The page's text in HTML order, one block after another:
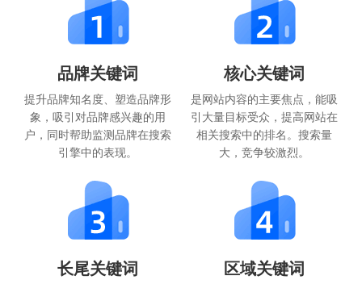
品牌关键词
提升品牌知名度、塑造品牌形
象，吸引对品牌感兴趣的用
户，同时帮助监测品牌在搜索
引擎中的表现。
核心关键词
是网站内容的主要焦点，能吸
引大量目标受众，提高网站在
相关搜索中的排名。搜索量
大，竞争较激烈。
长尾关键词 区域关键词